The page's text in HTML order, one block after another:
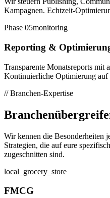
Kampagnen. Echtzeit-
Phase 05monitoring
Reporting &
Transparente Monatsreports mit
Kontinuierliche Optimierung auf
// Branchen-Expertise
Wir kennen die Besonderheiten
Strategien, die auf eure
zugeschnitten sind.
local_grocery_store
FMCG